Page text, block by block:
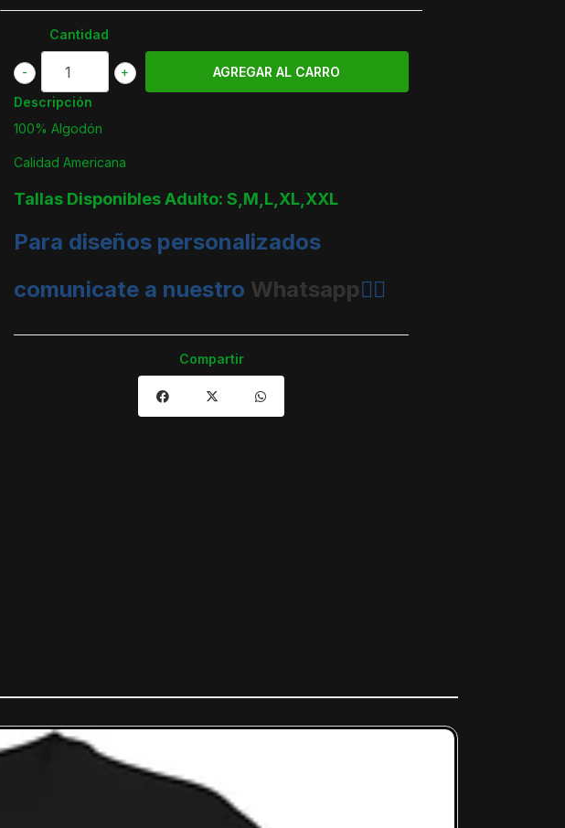
Cantidad
+
-
Descripción
100% Algodón
Calidad Americana
Tallas Disponibles Adulto: S,M,L,XL,XXL
Para diseños personalizados
comunicate a nuestro Whatsapp👈🏼
Compartir